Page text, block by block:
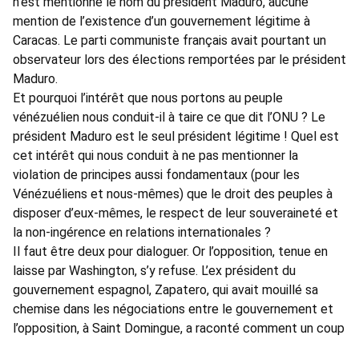
mention de l’existence d’un gouvernement légitime à
Caracas. Le parti communiste français avait pourtant un
observateur lors des élections remportées par le président
Maduro.
Et pourquoi l’intérêt que nous portons au peuple
vénézuélien nous conduit-il à taire ce que dit l’ONU ? Le
président Maduro est le seul président légitime ! Quel est
cet intérêt qui nous conduit à ne pas mentionner la
violation de principes aussi fondamentaux (pour les
Vénézuéliens et nous-mêmes) que le droit des peuples à
disposer d’eux-mêmes, le respect de leur souveraineté et
la non-ingérence en relations internationales ?
Il faut être deux pour dialoguer. Or l’opposition, tenue en
laisse par Washington, s’y refuse. L’ex président du
gouvernement espagnol, Zapatero, qui avait mouillé sa
chemise dans les négociations entre le gouvernement et
l’opposition, à Saint Domingue, a raconté comment un coup